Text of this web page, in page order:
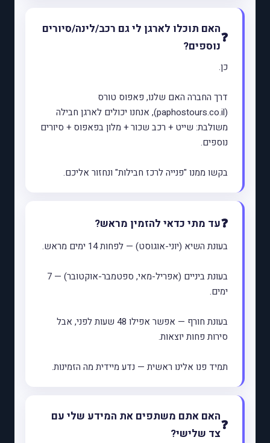
האם תוכלו לארגן לי גם רכב/לינה/סיורים
נוספים?
כן.
דרך החברה האם שלנו, פאפוס טורס
(paphostours.co.il), אנחנו יכולים לארגן חבילה
משולבת: שייט + רכב שכור + מלון בפאפוס + סיורים
נוספים.
בקשו ממנו "פנייה לרכז חבילות" ונחזור אליכם.
עד מתי כדאי להזמין מראש?
בעונת השיא (יוני-אוגוסט) — לפחות 14 ימים מראש.
בעונת ביניים (אפריל-מאי, ספטמבר-אוקטובר) — 7
ימים.
בעונת חורף — אפשר אפילו 48 שעות לפני, אבל
סירות פחות יוצאות.
תמיד פנו אלינו ראשית — נדע מיידית מה הזמינות.
האם אתם משתפים את המידע שלי עם
צד שלישי?